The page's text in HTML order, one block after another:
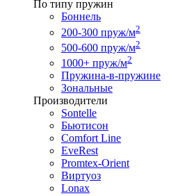
По типу пружин
Боннель
200-300 пруж/м2
500-600 пруж/м2
1000+ пруж/м2
Пружина-в-пружине
Зональные
Производители
Sontelle
Бьютисон
Comfort Line
EveRest
Promtex-Orient
Виртуоз
Lonax